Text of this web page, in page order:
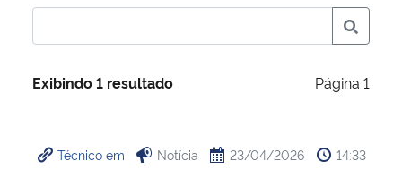
Ministério da Infraestrutura
Ministério da Cidadania
Exibindo 1 resultado Página 1
Técnico em Notícia 23/04/2026 14:33